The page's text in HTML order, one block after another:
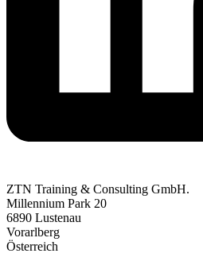
ZTN Training & Consulting GmbH.
Millennium Park 20
6890 Lustenau
Vorarlberg
Österreich